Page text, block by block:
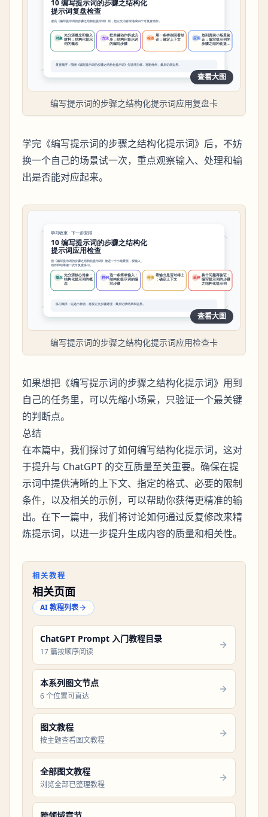
查看大图
编写提示词的步骤之结构化提示词应用复盘卡
学完《编写提示词的步骤之结构化提示词》后，不妨
换一个自己的场景试一次，重点观察输入、处理和输
出是否能对应起来。
查看大图
编写提示词的步骤之结构化提示词应用检查卡
如果想把《编写提示词的步骤之结构化提示词》用到
自己的任务里，可以先缩小场景，只验证一个最关键
的判断点。
总结
在本篇中，我们探讨了如何编写结构化提示词，这对
于提升与 ChatGPT 的交互质量至关重要。确保在提
示词中提供清晰的上下文、指定的格式、必要的限制
条件，以及相关的示例，可以帮助你获得更精准的输
出。在下一篇中，我们将讨论如何通过反复修改来精
炼提示词，以进一步提升生成内容的质量和相关性。
相关教程
相关页面
AI 教程列表
ChatGPT Prompt 入门教程目录
17 篇按顺序阅读
本系列图文节点
6 个位置可直达
图文教程
按主题查看图文教程
全部图文教程
浏览全部已整理教程